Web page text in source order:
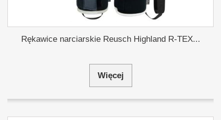
Rękawice narciarskie Reusch Highland R-TEX...
Więcej